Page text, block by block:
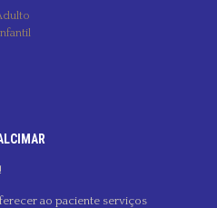
ao paciente serviços